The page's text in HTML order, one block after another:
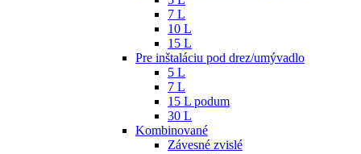
7 L
10 L
15 L
Pre inštaláciu pod drez/umývadlo
5 L
7 L
15 L podum
30 L
Kombinované
Závesné zvislé